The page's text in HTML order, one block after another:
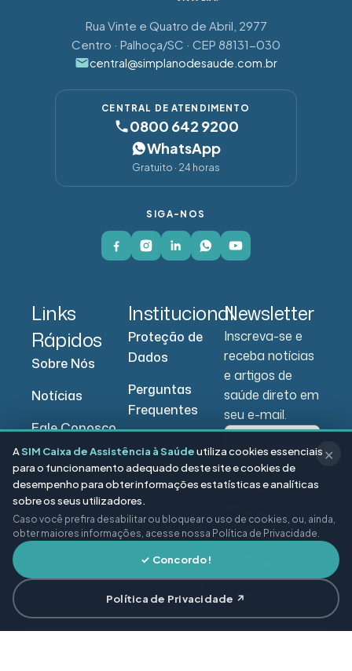
Rua Vinte e Quatro de Abril, 2977
Centro · Palhoça/SC · CEP 88131-030
central@simplanodesaude.com.br
CENTRAL DE ATENDIMENTO
0800 642 9200
WhatsApp
Gratuito · 24 horas
SIGA-NOS
Links
Rápidos
Sobre Nós
Notícias
Fale Conosco
Portal do
Beneficiário
Portal do
Prestador
Institucional
Proteção de
Dados
Perguntas
Frequentes
Newsletter
Inscreva-se e
receba notícias
e artigos de
saúde direto em
seu e-mail.
Enviar
ASIM Caixa de Assistência à Saúdeutiliza cookies essenciais
para o funcionamento adequado deste site e cookies de
desempenho para obter informações estatísticas e analíticas
sobre os seus utilizadores.
Caso você prefira desabilitar ou bloquear o uso de cookies, ou, ainda,
obter maiores informações, acesse nossa Política de Privacidade.
✓ Concordo!
Política de Privacidade ↗
✕